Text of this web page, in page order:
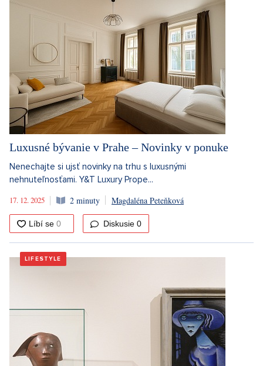
Luxusné bývanie v Prahe – Novinky v ponuke
Nenechajte si ujsť novinky na trhu s luxusnými
nehnuteľnosťami. Y&T Luxury Prope...
17. 12. 2025
2 minuty Magdaléna Peteňková
Diskusie 0
LIFESTYLE